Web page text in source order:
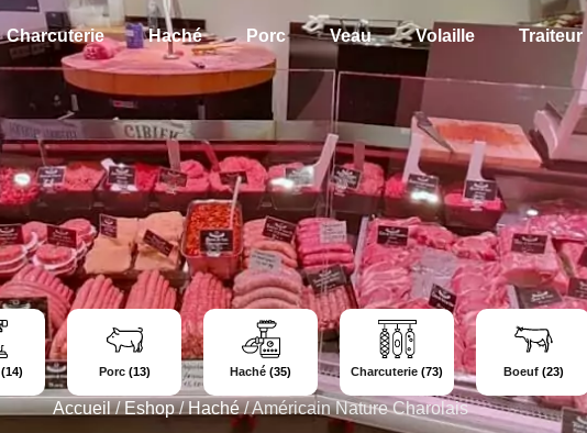
Charcuterie Haché Porc Veau Volaille Traiteur
(14) Porc (13) Haché (35) Charcuterie (73) Boeuf (23)
Accueil/Eshop/Haché/Américain Nature Charolais